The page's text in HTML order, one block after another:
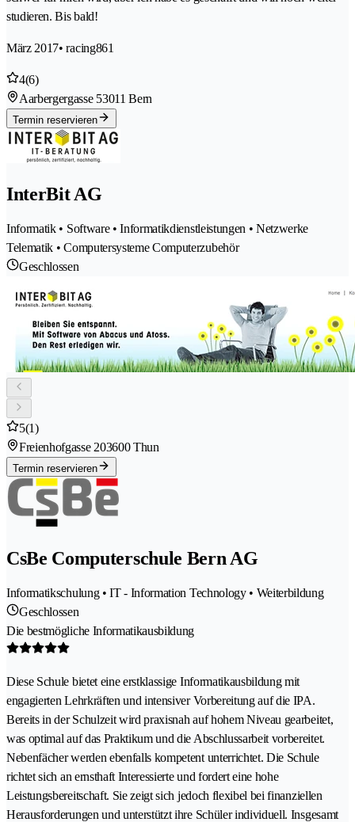
studieren. Bis bald!
März 2017• racing861
4(6)
Aarbergergasse 53011 Bern
Termin reservieren
InterBit AG
Informatik • Software • Informatikdienstleistungen • Netzwerke
Telematik • Computersysteme Computerzubehör
Geschlossen
5(1)
Freienhofgasse 203600 Thun
Termin reservieren
CsBe Computerschule Bern AG
Informatikschulung • IT - Information Technology • Weiterbildung
Geschlossen
Die bestmögliche Informatikausbildung
Diese Schule bietet eine erstklassige Informatikausbildung mit
engagierten Lehrkräften und intensiver Vorbereitung auf die IPA.
Bereits in der Schulzeit wird praxisnah auf hohem Niveau gearbeitet,
was optimal auf das Praktikum und die Abschlussarbeit vorbereitet.
Nebenfächer werden ebenfalls kompetent unterrichtet. Die Schule
richtet sich an ernsthaft Interessierte und fordert eine hohe
Leistungsbereitschaft. Sie zeigt sich jedoch flexibel bei finanziellen
Herausforderungen und unterstützt ihre Schüler individuell. Insgesamt